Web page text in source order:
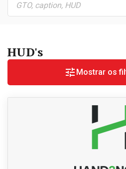
HUD's
Mostrar os